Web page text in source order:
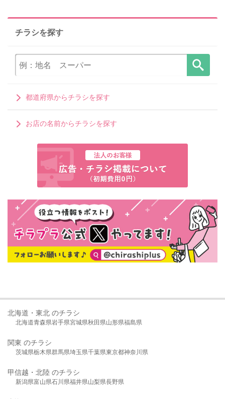
チラシを探す
都道府県からチラシを探す
お店の名前からチラシを探す
北海道・東北 のチラシ
北海道青森県岩手県宮城県秋田県山形県福島県
関東 のチラシ
茨城県栃木県群馬県埼玉県千葉県東京都神奈川県
甲信越・北陸 のチラシ
新潟県富山県石川県福井県山梨県長野県